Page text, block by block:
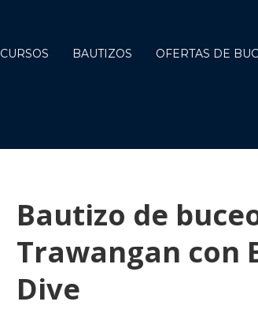
CURSOS BAUTIZOS OFERTAS DE
Bautizo de
Trawangan con
Dive